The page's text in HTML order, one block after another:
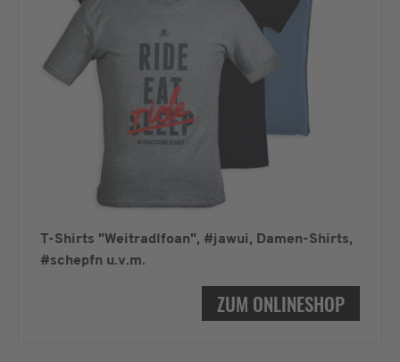
T-Shirts "Weitradlfoan", #jawui, Damen-Shirts,
#schepfn u.v.m.
ZUM ONLINESHOP